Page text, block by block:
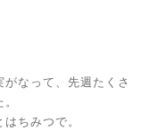
なって、 先週たくさ
ちみつで。